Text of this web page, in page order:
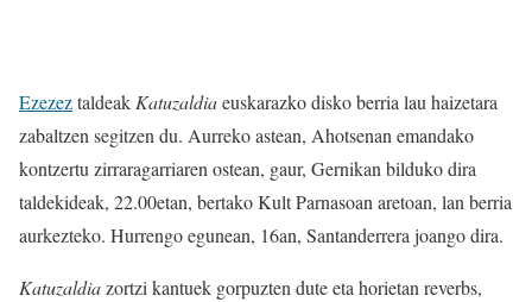
EzezeztaldeakKatuzaldiaeuskarazko disko berria lau haizetara
zabaltzen segitzen du. Aurreko astean, Ahotsenan emandako
kontzertu zirraragarriaren ostean, gaur, Gernikan bilduko dira
taldekideak, 22.00etan, bertako Kult Parnasoan aretoan, lan berria
aurkezteko. Hurrengo egunean, 16an, Santanderrera joango dira.
Katuzaldiazortzi kantuek gorpuzten dute eta horietan reverbs,